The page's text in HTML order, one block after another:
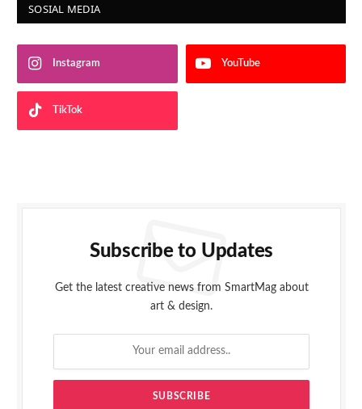
SOSIAL MEDIA
Instagram YouTube
TikTok
Subscribe to Updates
Get the latest creative news from SmartMag about
art & design.